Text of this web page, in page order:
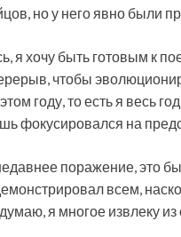
но у него явно были
я хочу быть готовым к
чтобы
году, то есть я весь
фокусировался на
поражение, это
всем,
я многое извлеку